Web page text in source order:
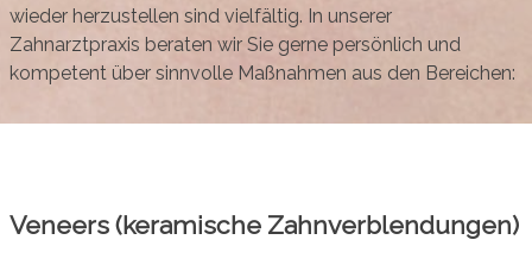
wieder herzustellen sind vielfältig. In unserer
Zahnarztpraxis beraten wir Sie gerne persönlich und
kompetent über sinnvolle Maßnahmen aus den Bereichen:
Veneers (keramische Zahnverblendungen)